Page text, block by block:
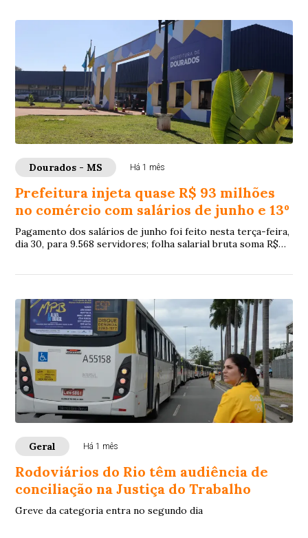
Dourados - MS Há 1 mês
Prefeitura injeta quase R$ 93 milhões
no comércio com salários de junho e 13º
Pagamento dos salários de junho foi feito nesta terça-feira,
dia 30, para 9.568 servidores; folha salarial bruta soma R$
Geral Há 1 mês
Rodoviários do Rio têm audiência de
conciliação na Justiça do Trabalho
Greve da categoria entra no segundo dia